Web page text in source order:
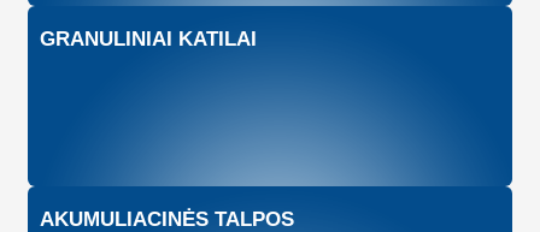
GRANULINIAI KATILAI
AKUMULIACINĖS TALPOS